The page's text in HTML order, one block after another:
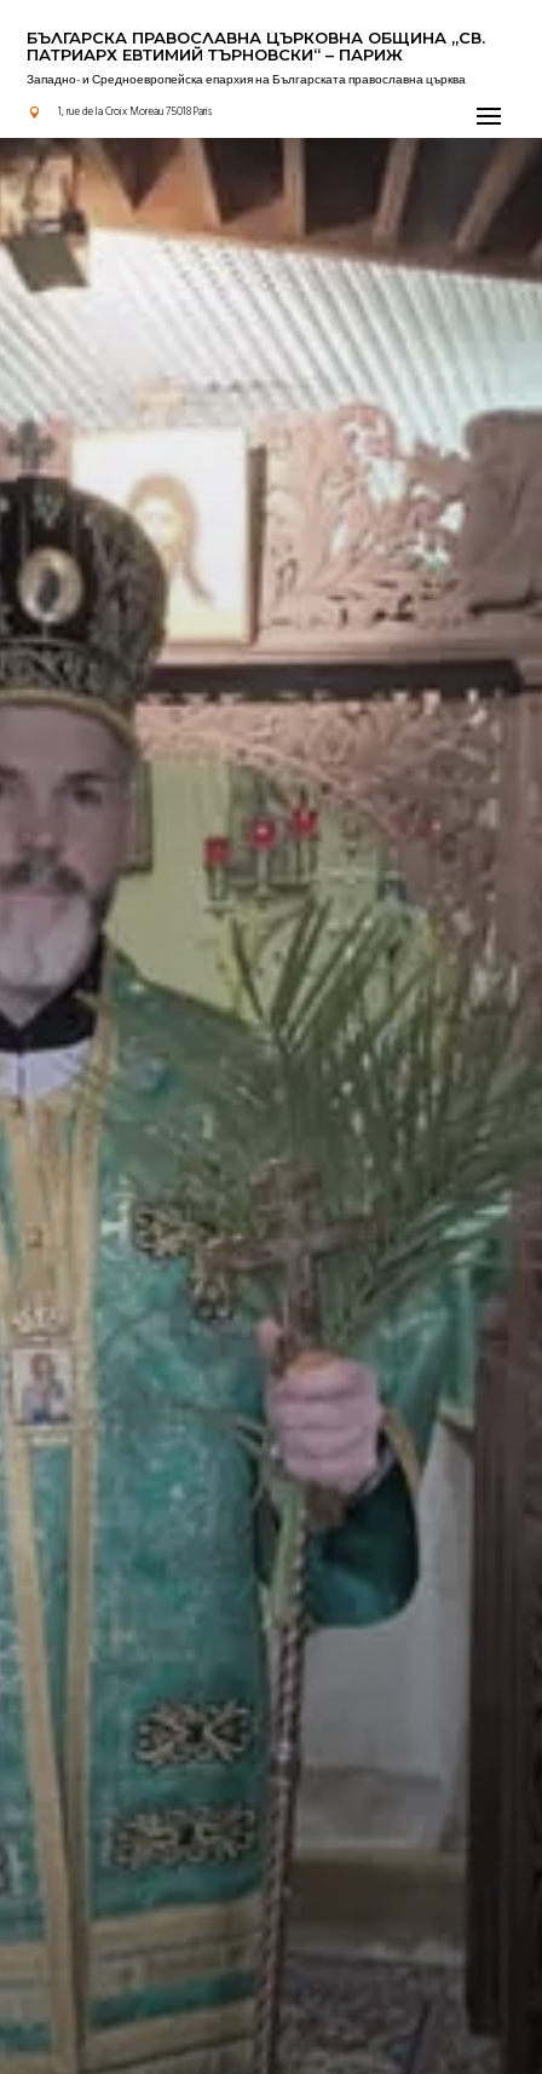
БЪЛГАРСКА ПРАВОСЛАВНА ЦЪРКОВНА OБЩИНА „СВ.
ПАТРИАРХ ЕВТИМИЙ ТЪРНОВСКИ“ – ПАРИЖ
Западно- и Средноевропейска епархия на Българската православна църква
 1, rue de la Croix Moreau 75018 Paris
Актуално